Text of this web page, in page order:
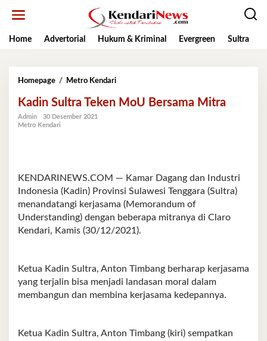
Home
Advertorial Hukum & Kriminal Evergreen Sultra
Homepage / Metro KendariKadin
Teken
Kadin Sultra Teken MoU Bersama Mitra
Admin
30 Desember 2021
Metro Kendari
KENDARINEWS.COM — Kamar Dagang dan Industri
Indonesia (Kadin) Provinsi Sulawesi Tenggara (Sultra)
menandatangi kerjasama (Memorandum of
Understanding) dengan beberapa mitranya di Claro
Kendari, Kamis (30/12/2021).
Ketua Kadin Sultra, Anton Timbang berharap kerjasama
yang terjalin bisa menjadi landasan moral dalam
membangun dan membina kerjasama kedepannya.
Ketua Kadin Sultra, Anton Timbang (kiri) sempatkan